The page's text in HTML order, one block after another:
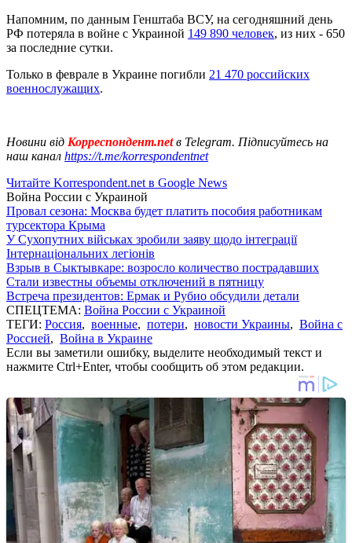
Напомним, по данным Генштаба ВСУ, на сегодняшний день
РФ потеряла в войне с Украиной 149 890 человек, из них - 650
за последние сутки.
Только в феврале в Украине погибли 21 470 российских
военнослужащих.
Новини від Корреспондент.netв Telegram. Підписуйтесь на
наш канал https://t.me/korrespondentnet
Читайте Korrespondent.net в Google News
Война России с Украиной
Провал сезона: Москва будет платить пособия работникам
турсектора Крыма
У Сухопутних військах зробили заяву щодо інтеграції
Інтернаціональних легіонів
Взрыв в Сыктывкаре: возросло количество пострадавших
Стали известны объемы отключений в пятницу
Встреча президентов: Ермак и Рубио обсудили детали
СПЕЦТЕМА: Война России с Украиной
ТЕГИ: Россия, военные, потери, новости Украины, Война с
Россией, Война в Украине
Если вы заметили ошибку, выделите необходимый текст и
нажмите Ctrl+Enter, чтобы сообщить об этом редакции.